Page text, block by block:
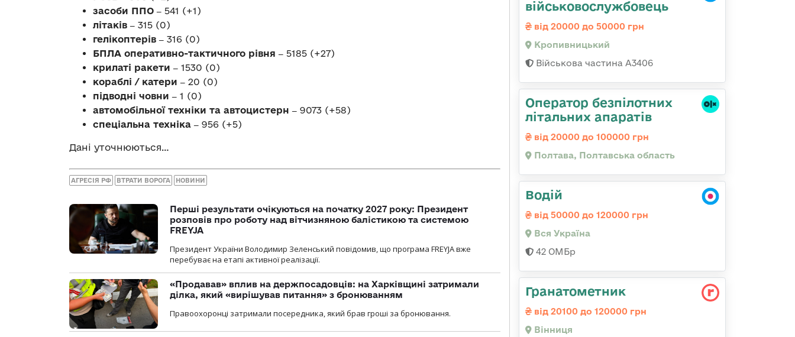
засоби ППО‒ 541 (+1)
літаків‒ 315 (0)
гелікоптерів‒ 316 (0)
БПЛА оперативно-тактичного рівня‒ 5185 (+27)
крилаті ракети‒ 1530 (0)
кораблі / катери‒ 20 (0)
підводні човни‒ 1 (0)
автомобільної техніки та автоцистерн‒ 9073 (+58)
спеціальна техніка‒ 956 (+5)
Дані уточнюються…
АГРЕСІЯ РФ ВТРАТИ ВОРОГА НОВИНИ
Перші результати очікуються на початку 2027 року: Президент
розповів про роботу над вітчизняною балістикою та системою
FREYJA
Президент України Володимир Зеленський повідомив, що програма FREYJA вже
перебуває на етапі активної реалізації.
«Продавав» вплив на держпосадовців: на Харківщині затримали
ділка, який «вирішував питання» з бронюванням
Правоохоронці затримали посередника, який брав гроші за бронювання.
військовослужбовець
від 20000 до 50000 грн
Кропивницький
Військова частина А3406
Оператор безпілотних
літальних апаратів
від 20000 до 100000 грн
Полтава, Полтавська область
Водій
від 50000 до 120000 грн
Вся Україна
42 ОМБр
Гранатометник
від 20100 до 120000 грн
Вінниця